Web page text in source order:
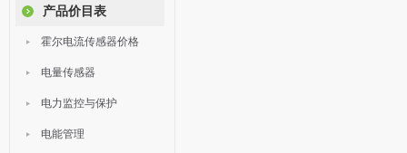
产品价目表
霍尔电流传感器价格
电量传感器
电力监控与保护
电能管理